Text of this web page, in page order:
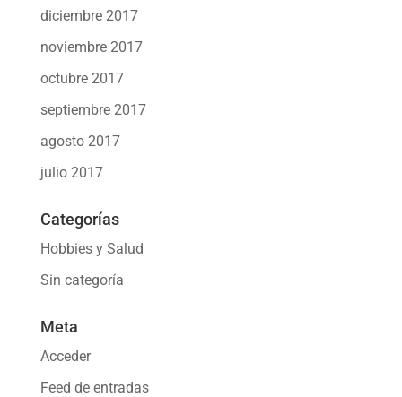
diciembre 2017
noviembre 2017
octubre 2017
septiembre 2017
agosto 2017
julio 2017
Categorías
Hobbies y Salud
Sin categoría
Meta
Acceder
Feed de entradas